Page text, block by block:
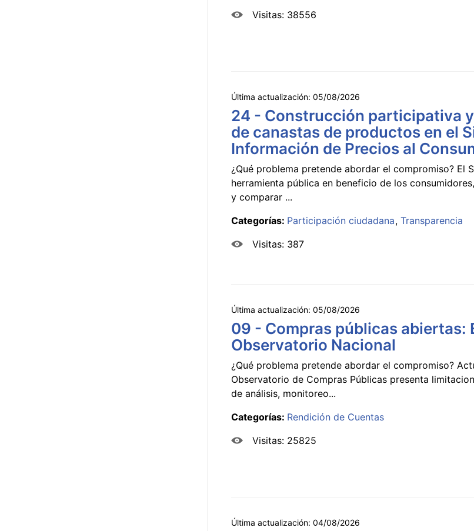
Visitas: 38556
Última actualización: 05/08/2026
24 - Construcción participativa
de canastas de productos en el
Información de Precios al
¿Qué problema pretende abordar el compromiso? El
herramienta pública en beneficio de los
y comparar ...
Categorías: Participación ciudadana Transparencia
Visitas: 387
Última actualización: 05/08/2026
09 - Compras públicas abiertas:
Observatorio Nacional
¿Qué problema pretende abordar el compromiso?
Observatorio de Compras Públicas presenta
de análisis, monitoreo...
Categorías: Rendición de Cuentas
Visitas: 25825
Última actualización: 04/08/2026